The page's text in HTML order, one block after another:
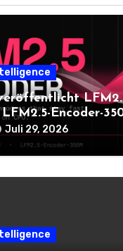
Encoder-
Encoder, die bei
der CPU schnell
Juli 29, 2026